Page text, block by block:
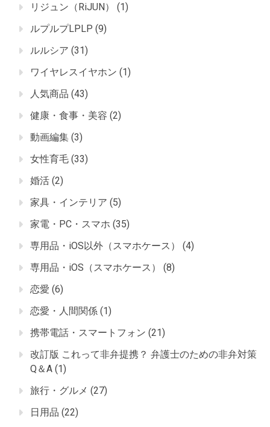
リジュン（RiJUN）
(1)
ルプルプLPLP (9)
ルルシア (31)
ワイヤレスイヤホン (1)
人気商品 (43)
健康・食事・美容 (2)
動画編集 (3)
女性育毛 (33)
婚活 (2)
家具・インテリア (5)
家電・PC・スマホ (35)
専用品・iOS以外（スマホケース）
(4)
専用品・iOS（スマホケース）
(8)
恋愛 (6)
恋愛・人間関係 (1)
携帯電話・スマートフォン (21)
改訂版 これって非弁提携？ 弁護士のための非弁対策
Q＆A (1)
旅行・グルメ (27)
日用品 (22)